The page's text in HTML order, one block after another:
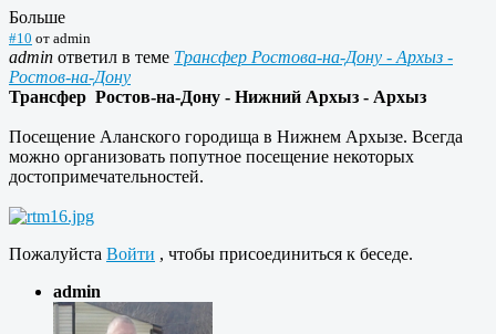
Больше
#10 от admin
admin ответил в теме Трансфер Ростова-на-Дону - Архыз -
Ростов-на-Дону
Трансфер Ростов-на-Дону - Нижний Архыз - Архыз
Посещение Аланского городища в Нижнем Архызе. Всегда
можно организовать попутное посещение некоторых
достопримечательностей.
Пожалуйста Войти , чтобы присоединиться к беседе.
admin